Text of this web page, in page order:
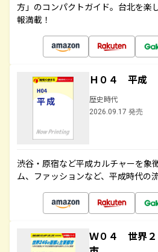
方」のコンパクトガイド。台北を楽
報満載！
Ｈ０４ 平成
歴史時代
2026.09.17 発売
渋谷・原宿など平成カルチャーを象
ム、ファッションなど、平成時代の
Ｗ０４ 世界２